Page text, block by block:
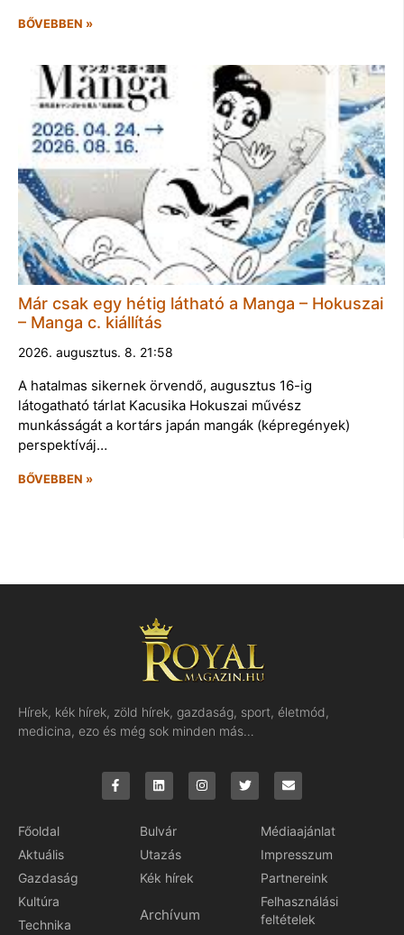
BŐVEBBEN »
Már csak egy hétig látható a Manga – Hokuszai
– Manga c. kiállítás
2026. augusztus. 8. 21:58
A hatalmas sikernek örvendő, augusztus 16-ig
látogatható tárlat Kacusika Hokuszai művész
munkásságát a kortárs japán mangák (képregények)
perspektíváj…
BŐVEBBEN »
Hírek, kék hírek, zöld hírek, gazdaság, sport, életmód,
medicina, ezo és még sok minden más…
Főoldal
Aktuális
Gazdaság
Kultúra
Technika
Bulvár
Utazás
Kék hírek
Archívum
Médiaajánlat
Impresszum
Partnereink
Felhasználási
feltételek